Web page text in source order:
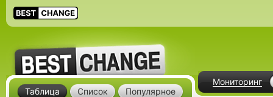
Мониторинг
Таблица Список Популярное